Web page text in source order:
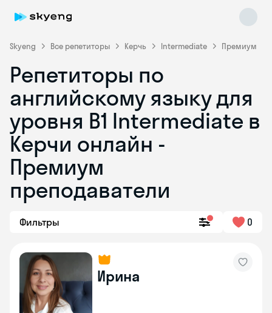
Skyeng Все репетиторы Керчь Intermediate Премиум
Репетиторы по
английскому языку для
уровня B1 Intermediate в
Керчи онлайн -
Премиум
преподаватели
Фильтры 0
Ирина
Skyeng Chat
online